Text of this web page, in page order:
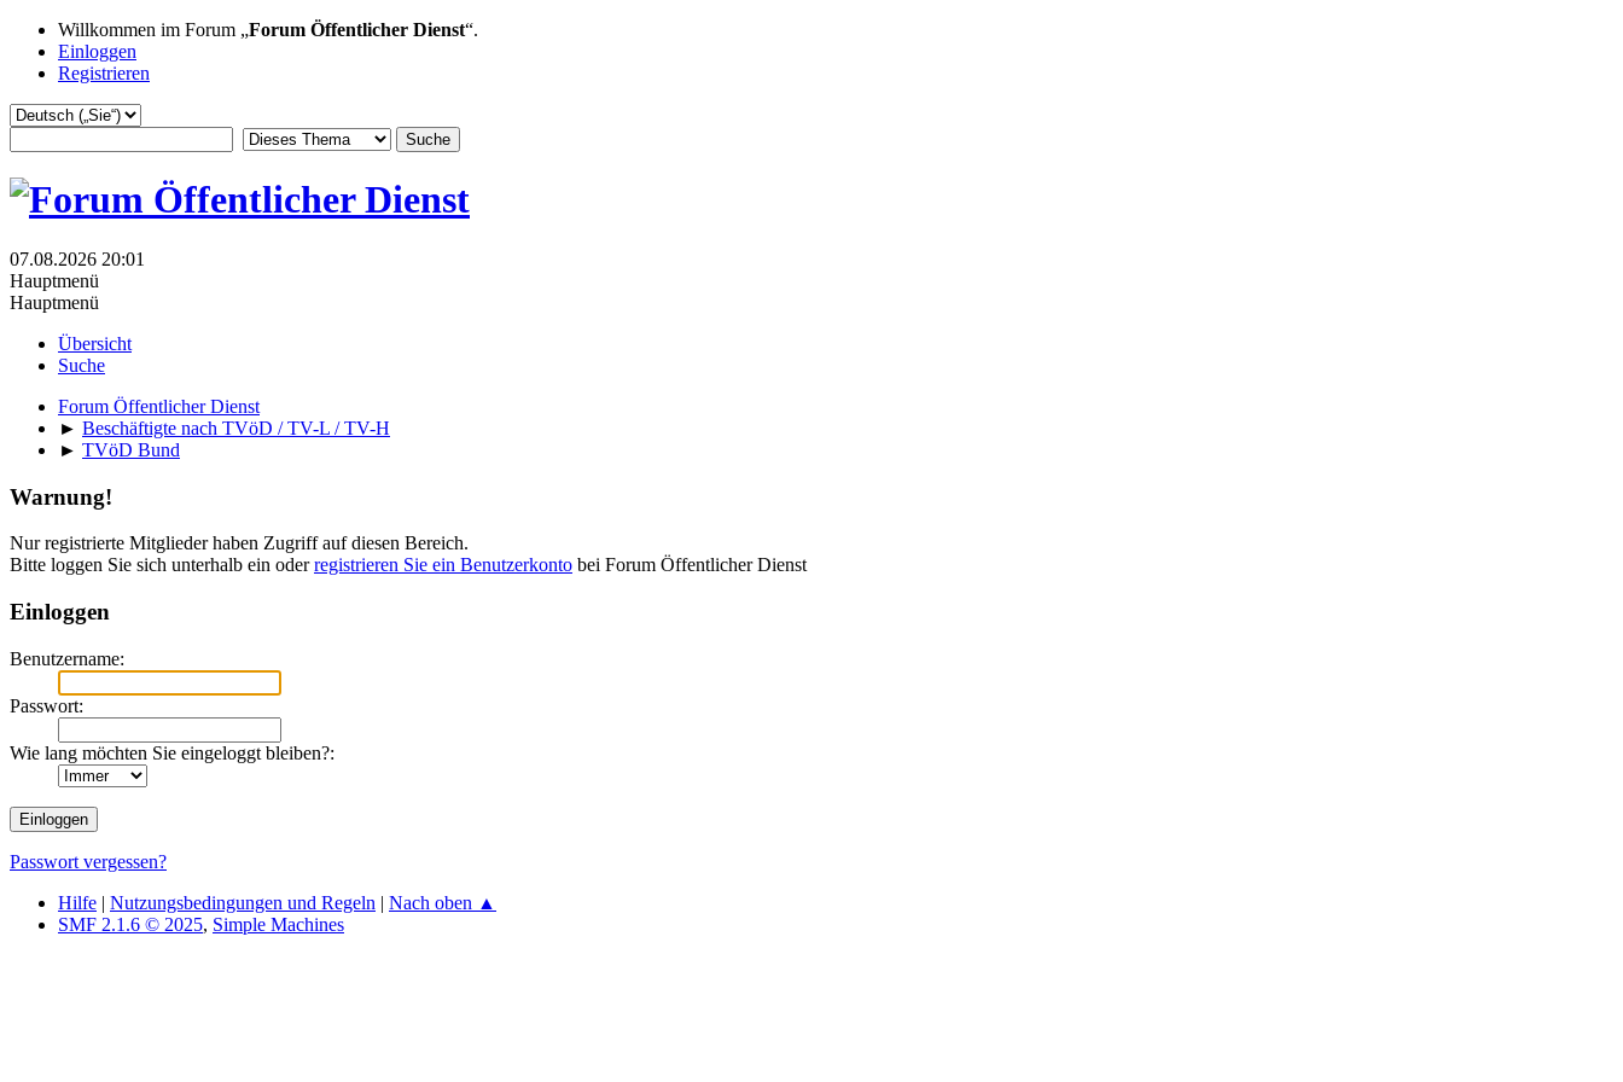
Willkommen im Forum „Forum Öffentlicher Dienst“.
Einloggen
Registrieren
07.08.2026 20:01
Hauptmenü
Hauptmenü
Übersicht
Suche
Forum Öffentlicher Dienst
► Beschäftigte nach TVöD / TV-L / TV-H
► TVöD Bund
Warnung!
Nur registrierte Mitglieder haben Zugriff auf diesen Bereich.
Bitte loggen Sie sich unterhalb ein oderregistrieren Sie ein Benutzerkonto bei Forum Öffentlicher Dienst
Einloggen
Benutzername:
Passwort:
Wie lang möchten Sie eingeloggt bleiben?:
Passwort vergessen?
Hilfe | Nutzungsbedingungen und Regeln | Nach oben ▲
SMF 2.1.6 © 2025, Simple Machines